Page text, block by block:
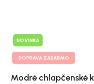
NOVINKA
DOPRAVA ZADARMO
Modré chlapčenské